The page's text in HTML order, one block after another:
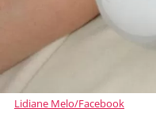
Lidiane Melo/Facebook